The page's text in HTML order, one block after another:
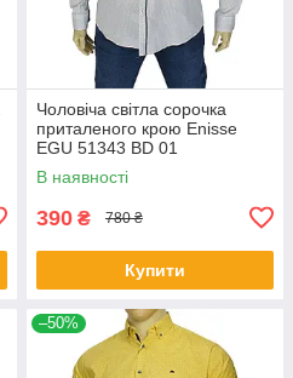
Чоловіча світла сорочка
приталеного крою Еnisse
EGU 51343 BD 01
В наявності
390 ₴ 780 ₴
Купити
–50%